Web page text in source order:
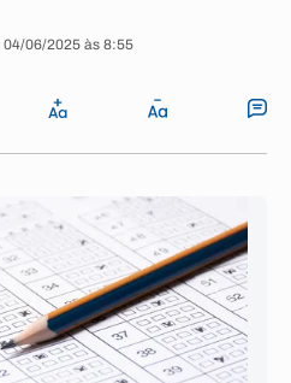
04/06/2025 às 8:55